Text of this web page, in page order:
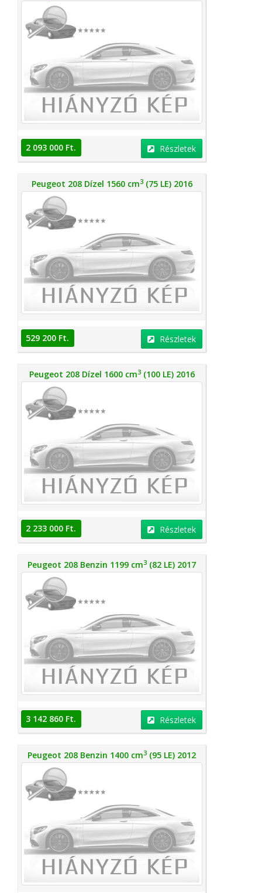
2 093 000 Ft. Részletek
Peugeot 208 Dízel 1560 cm3(75 LE) 2016
529 200 Ft. Részletek
Peugeot 208 Dízel 1600 cm3(100 LE) 2016
2 233 000 Ft. Részletek
Peugeot 208 Benzin 1199 cm3 (82 LE) 2017
3 142 860 Ft. Részletek
Peugeot 208 Benzin 1400 cm3 (95 LE) 2012